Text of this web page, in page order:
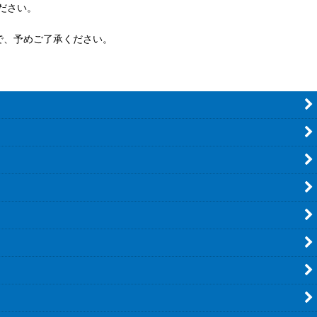
い。
予めご了承ください。